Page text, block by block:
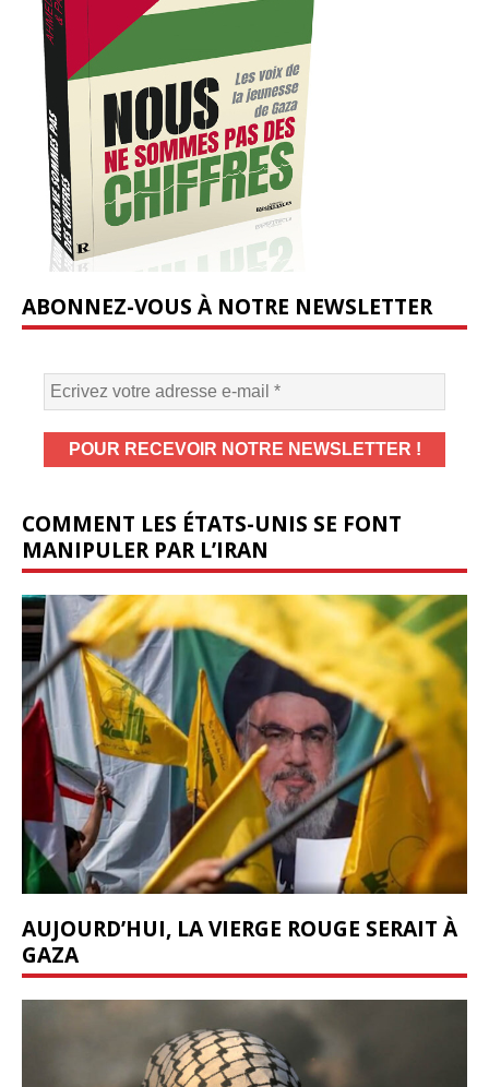
ABONNEZ-VOUS À NOTRE NEWSLETTER
COMMENT LES ÉTATS-UNIS SE FONT
MANIPULER PAR L’IRAN
AUJOURD’HUI, LA VIERGE ROUGE SERAIT À
GAZA